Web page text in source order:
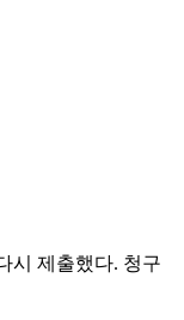
시 제출했다. 청구